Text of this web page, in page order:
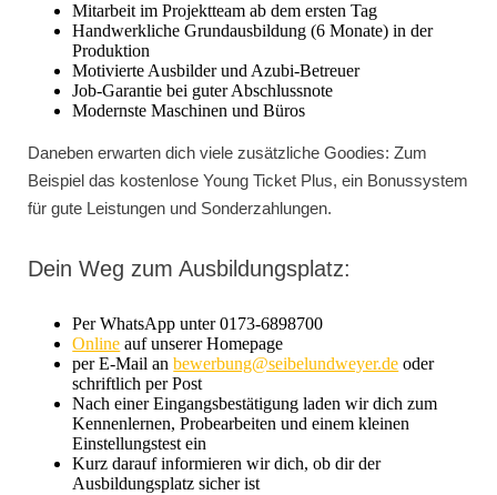
Mitarbeit im Projektteam ab dem ersten Tag
Handwerkliche Grundausbildung (6 Monate) in der
Produktion
Motivierte Ausbilder und Azubi-Betreuer
Job-Garantie bei guter Abschlussnote
Modernste Maschinen und Büros
Daneben erwarten dich viele zusätzliche Goodies: Zum
Beispiel das kostenlose Young Ticket Plus, ein Bonussystem
für gute Leistungen und Sonderzahlungen.
Dein Weg zum Ausbildungsplatz:
Per WhatsApp unter 0173-6898700
Online auf unserer Homepage
per E-Mail anbewerbung@seibelundweyer.de oder
schriftlich per Post
Nach einer Eingangsbestätigung laden wir dich zum
Kennenlernen, Probearbeiten und einem kleinen
Einstellungstest ein
Kurz darauf informieren wir dich, ob dir der
Ausbildungsplatz sicher ist